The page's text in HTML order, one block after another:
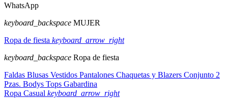
WhatsApp
keyboard_backspace MUJER
Ropa de fiesta keyboard_arrow_right
keyboard_backspace Ropa de fiesta
Faldas Blusas Vestidos Pantalones Chaquetas y Blazers Conjunto 2
Pzas. Bodys Tops Gabardina
Ropa Casual keyboard_arrow_right